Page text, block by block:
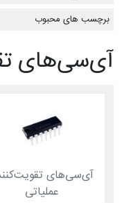
برچسب های محبوب
آی‌سی‌های
آی‌سی‌های
عملیاتی